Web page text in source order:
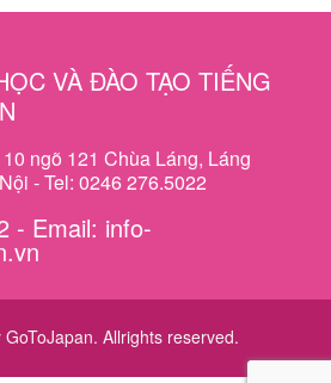
VÀ ĐÀO TẠO TIẾNG
ngõ 121 Chùa Láng, Láng
- Tel: 0246 276.5022
- Email: info-
Allrights reserved.